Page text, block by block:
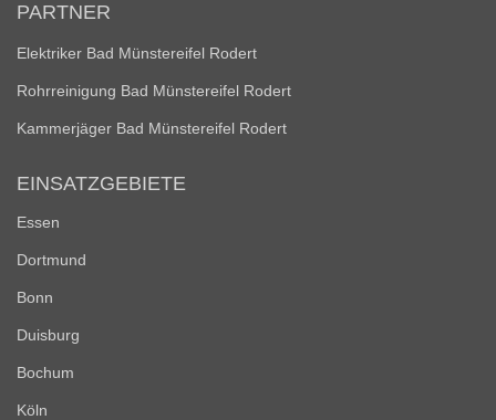
PARTNER
Elektriker Bad Münstereifel Rodert
Rohrreinigung Bad Münstereifel Rodert
Kammerjäger Bad Münstereifel Rodert
EINSATZGEBIETE
Essen
Dortmund
Bonn
Duisburg
Bochum
Köln